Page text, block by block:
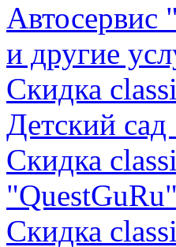
Автосервис
и другие
Скидка
Детский
Скидка
Скидка